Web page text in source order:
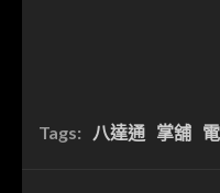
Tags: 八達通 掌舖